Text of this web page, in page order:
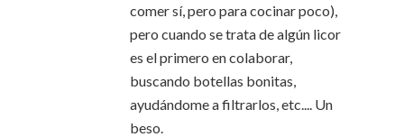
comer sí, pero para cocinar poco),
pero cuando se trata de algún licor
es el primero en colaborar,
buscando botellas bonitas,
ayudándome a filtrarlos, etc.... Un
beso.